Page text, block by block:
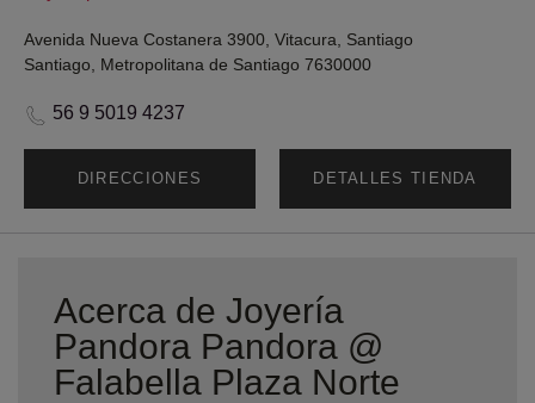
Avenida Nueva Costanera 3900, Vitacura, Santiago
Santiago, Metropolitana de Santiago 7630000
56 9 5019 4237
DIRECCIONES DETALLES TIENDA
Acerca de Joyería
Pandora Pandora @
Falabella Plaza Norte